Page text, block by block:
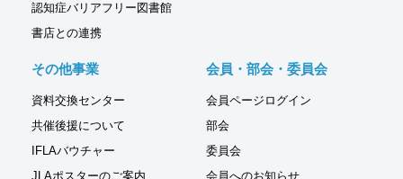
認知症バリアフリー図書館
書店との連携
その他事業
資料交換センター
共催後援について
IFLAバウチャー
JLAポスターのご案内
会員・部会・委員会
会員ページログイン
部会
委員会
会員へのお知らせ